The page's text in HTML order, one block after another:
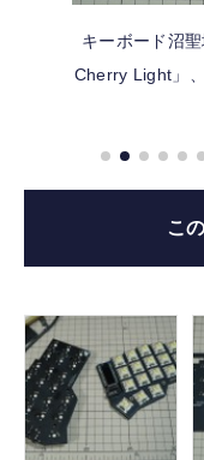
キーボード沼
Cherry Light」
こ